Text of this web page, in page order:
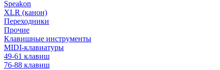
Speakon
XLR (канон)
Переходники
Прочие
Клавишные инструменты
MIDI-клавиатуры
49-61 клавиш
76-88 клавиш